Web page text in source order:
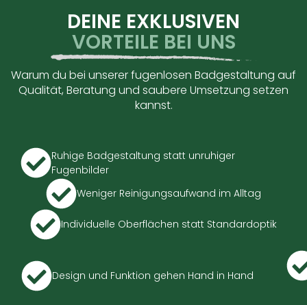
DEINE EXKLUSIVEN
VORTEILE BEI UNS
Warum du bei unserer fugenlosen Badgestaltung auf
Qualität, Beratung und saubere Umsetzung setzen
kannst.
Ruhige Badgestaltung statt unruhiger
Fugenbilder
Weniger Reinigungsaufwand im Alltag
Individuelle Oberflächen statt Standardoptik
Design und Funktion gehen Hand in Hand